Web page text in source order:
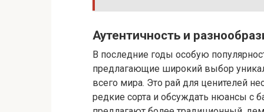
Аутентичность и
В последние годы особую
предлагающие широкий выбор
всего мира. Это рай для ценителей
редкие сорта и обсуждать нюансы